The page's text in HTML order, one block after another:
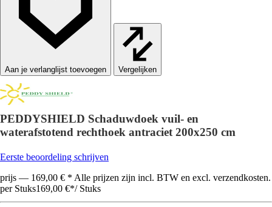
Vergelijken
PEDDYSHIELD Schaduwdoek vuil- en
waterafstotend rechthoek antraciet 200x250 cm
Eerste beoordeling schrijven
prijs — 169,00 € * Alle prijzen zijn incl. BTW en excl. verzendkosten.
per Stuks169,00 €*/ Stuks